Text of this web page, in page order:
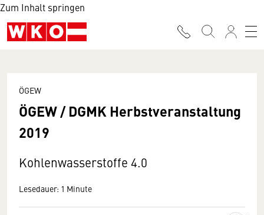
Zum Inhalt springen
ÖGEW
ÖGEW / DGMK Herbstveranstaltung
2019
Kohlenwasserstoffe 4.0
Lesedauer: 1 Minute